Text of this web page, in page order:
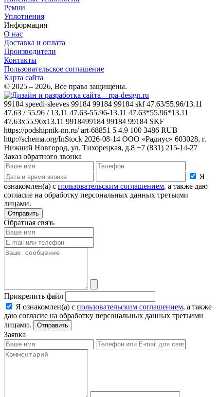
Ремни
Уплотнения
Информация
О нас
Доставка и оплата
Производители
Контакты
Пользовательское соглашение
Карта сайта
© 2025 – 2026, Все права защищены.
99184 speedi-sleeves 99184 99184 99184 skf 47.63/55.96/13.11
47.63 / 55.96 / 13.11 47.63-55.96-13.11 47.63*55.96*13.11
47.63x55.96x13.11 9918499184 99184 99184 SKF
https://podshipnik-nn.ru/ art-68851 5 4.9 100 3486 RUB
http://schema.org/InStock 2026-08-14 ООО «Радиус» 603028, г.
Нижний Новгород, ул. Тихорецкая, д.8 +7 (831) 215-14-27
Заказ обратного звонка
Я
ознакомлен(а) с пользовательским соглашением, а также даю
согласие на обработку персональных данных третьими
лицами.
Отправить
Обратная связь
Прикрепить файл
Я ознакомлен(а) с пользовательским соглашением, а также
даю согласие на обработку персональных данных третьими
лицами.
Отправить
Заявка